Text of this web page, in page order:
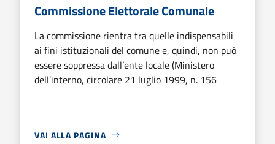
Commissione Elettorale Comunale
La commissione rientra tra quelle indispensabili
ai fini istituzionali del comune e, quindi, non può
essere soppressa dall’ente locale (Ministero
dell’interno, circolare 21 luglio 1999, n. 156
VAI ALLA PAGINA